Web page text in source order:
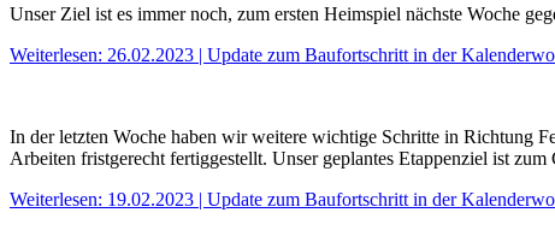
Unser Ziel ist es immer noch, zum ersten Heimspiel nächste Woche
Weiterlesen: 26.02.2023 | Update zum Baufortschritt in der
In der letzten Woche haben wir weitere wichtige Schritte in Richtung
Arbeiten fristgerecht fertiggestellt. Unser geplantes Etappenziel ist
Weiterlesen: 19.02.2023 | Update zum Baufortschritt in der